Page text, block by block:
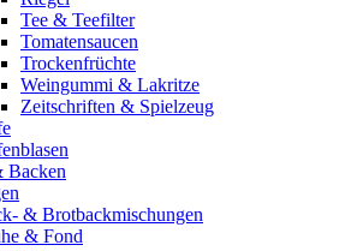
Tee & Teefilter
Tomatensaucen
Trockenfrüchte
Weingummi & Lakritze
Zeitschriften & Spielzeug
Backen
& Brotbackmischungen
& Fond